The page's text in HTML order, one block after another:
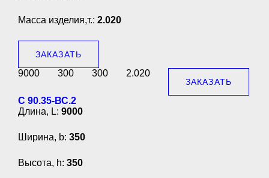
Масса изделия,т.: 2.020
ЗАКАЗАТЬ
9000 300 300 2.020
ЗАКАЗАТЬ
С 90.35-ВС.2
Длина, L: 9000
Ширина, b: 350
Высота, h: 350